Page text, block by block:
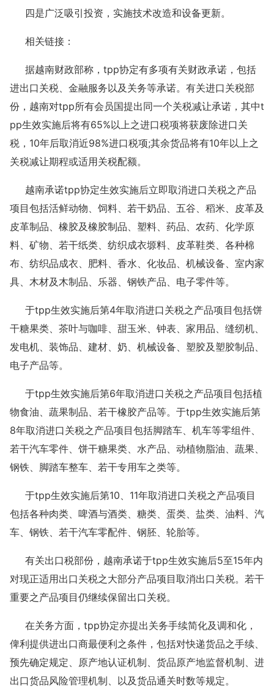
四是广泛吸引投资，实施技术改造和设备更新。
相关链接：
据越南财政部称，tpp协定有多项有关财政承诺，包括
进出口关税、金融服务以及关务等承诺。有关进口关税部
份，越南对tpp所有会员国提出同一个关税减让承诺，其中t
pp生效实施后将有65%以上之进口税项将获废除进口关
税，10年后取消近98%进口税项;其余货品将有10年以上之
关税减让期程或适用关税配额。
越南承诺tpp协定生效实施后立即取消进口关税之产品
项目包括活鲜动物、饲料、若干奶品、五谷、稻米、皮革及
皮革制品、橡胶及橡胶制品、塑料、药品、农药、化学原
料、矿物、若干纸类、纺织成衣塬料、皮革鞋类、各种棉
布、纺织品成衣、肥料、香水、化妆品、机械设备、室内家
具、木材及木制品、乐器、钢铁产品、电子零件等。
于tpp生效实施后第4年取消进口关税之产品项目包括饼
干糖果类、茶叶与咖啡、甜玉米、钟表、家用品、缝纫机、
发电机、装饰品、建材、奶、机械设备、塑胶及塑胶制品、
电子产品等。
于tpp生效实施后第6年取消进口关税之产品项目包括植
物食油、蔬果制品、若干橡胶产品等。于tpp生效实施后第
8年取消进口关税之产品项目包括脚踏车、机车等零组件、
若干汽车零件、饼干糖果类、水产品、动植物脂油、蔬果、
钢铁、脚踏车整车、若干专用车之类等。
于tpp生效实施后第10、11年取消进口关税之产品项目
包括各种肉类、啤酒与酒类、糖类、蛋类、盐类、油料、汽
车、钢铁、若干汽车零配件、钢胚、轮胎等。
有关出口税部份，越南承诺于tpp生效实施后5至15年内
对现正适用出口关税之大部分产品项目取消出口关税。若干
重要之产品项目仍继续保留出口关税。
在关务方面，tpp协定亦提出关务手续简化及调和化，
俾利提供进出口商最便利之条件，包括对快递货品之手续、
预先确定规定、原产地认证机制、货品原产地监督机制、进
出口货品风险管理机制、以及货品通关时数等规定。